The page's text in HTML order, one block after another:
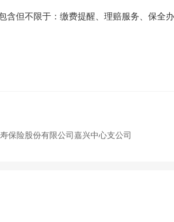
但不限于：缴费提醒、理赔服务、保全办
保险股份有限公司嘉兴中心支公司